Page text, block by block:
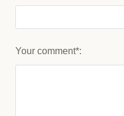
Your comment*: